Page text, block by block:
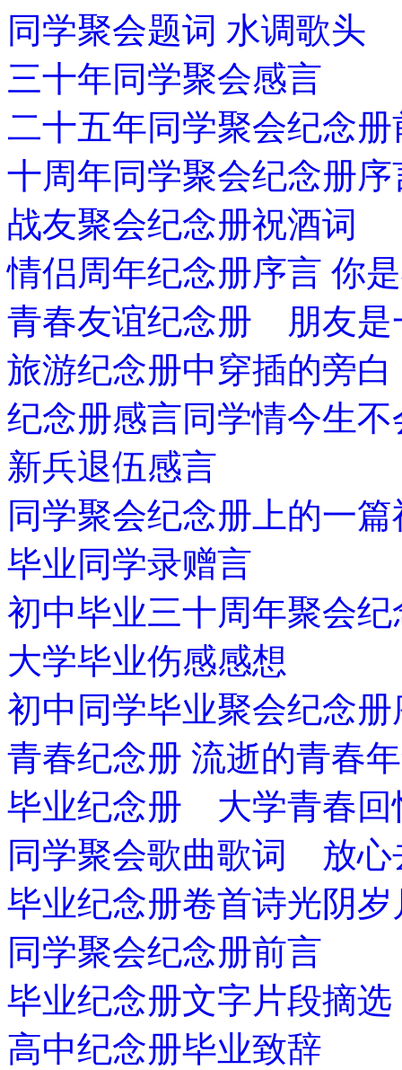
同学聚会题词 水调歌头
三十年同学聚会感言
二十五年同学聚会纪念册
十周年同学聚会纪念册序
战友聚会纪念册祝酒词
情侣周年纪念册序言 你
青春友谊纪念册 朋友是
旅游纪念册中穿插的旁白
纪念册感言同学情今生不
新兵退伍感言
同学聚会纪念册上的一
毕业同学录赠言
初中毕业三十周年聚会
大学毕业伤感感想
初中同学毕业聚会纪念册
青春纪念册 流逝的青春
毕业纪念册 大学青春回
同学聚会歌曲歌词 放心
毕业纪念册卷首诗光阴岁
同学聚会纪念册前言
毕业纪念册文字片段摘选
高中纪念册毕业致辞